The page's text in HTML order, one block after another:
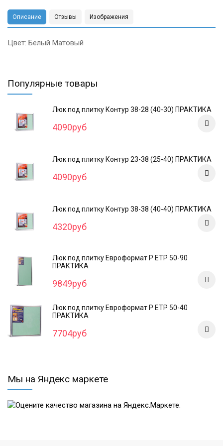
Описание Отзывы Изображения
Цвет: Белый Матовый
Популярные товары
Люк под плитку Контур 38-28 (40-30) ПРАКТИКА
4090руб
Люк под плитку Контур 23-38 (25-40) ПРАКТИКА
4090руб
Люк под плитку Контур 38-38 (40-40) ПРАКТИКА
4320руб
Люк под плитку Евроформат Р ЕТР 50-90
ПРАКТИКА
9849руб
Люк под плитку Евроформат Р ЕТР 50-40
ПРАКТИКА
7704руб
Мы на Яндекс маркете